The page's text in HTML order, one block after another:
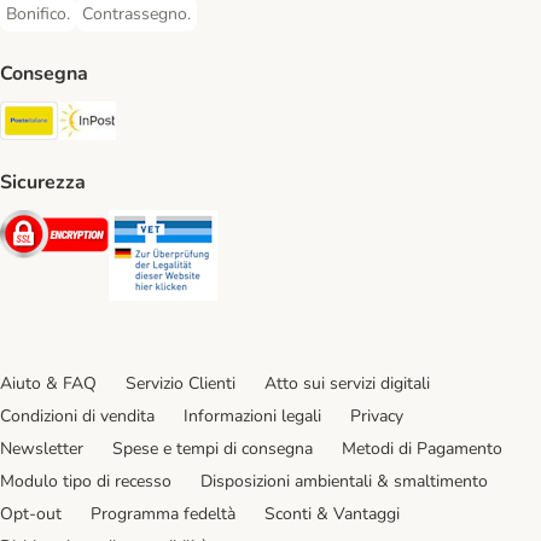
Bonifico.
Bonifico. Payment Method
Contrassegno.
Contrassegno. Payment Method
Consegna
Poste Italiane. Shipping Method
Sicurezza
Security
Aiuto & FAQ Servizio Clienti
Atto sui servizi digitali
Condizioni di vendita
Informazioni legali
Privacy
Newsletter
Spese e tempi di consegna
Metodi di Pagamento
Modulo tipo di recesso
Disposizioni ambientali & smaltimento
Opt-out
Programma fedeltà
Sconti & Vantaggi